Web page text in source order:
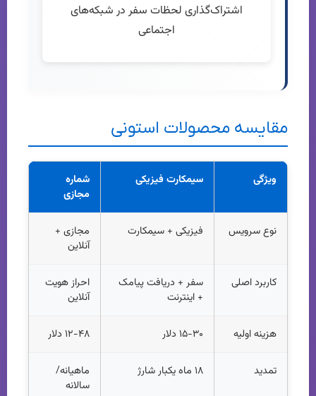
اشتراک‌گذاری لحظات سفر در شبکه‌های
اجتماعی
مقایسه محصولات استونی
ویژگی سیمکارت فیزیکی
شماره
مجازی
نوع سرویس فیزیکی + سیمکارت
مجازی +
آنلاین
کاربرد اصلی
سفر + دریافت پیامک
+ اینترنت
احراز هویت
آنلاین
هزینه اولیه ۱۵-۳۰ دلار ۱۲-۴۸ دلار
تمدید ۱۸ ماه یکبار شارژ
ماهیانه/
سالانه